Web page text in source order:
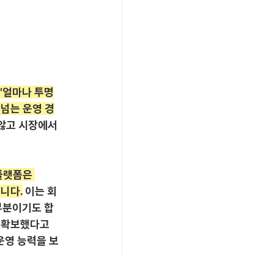
마나 투명
는 운영 경
시장에서
랫폼은
다. 이는 회
이기도 합
보했다고
영 능력을 보